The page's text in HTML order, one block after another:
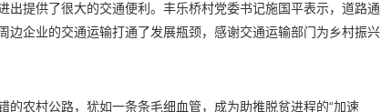
出提供了很大的交通便利。丰乐桥村党委书记施国平表示，道路通
边企业的交通运输打通了发展瓶颈，感谢交通运输部门为乡村振兴
的农村公路，犹如一条条毛细血管，成为助推脱贫进程的“加速